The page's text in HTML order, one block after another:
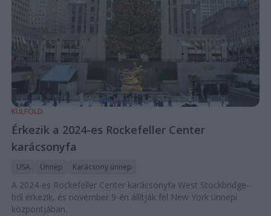
KÜLFÖLD
Érkezik a 2024-es Rockefeller Center
karácsonyfa
USA Ünnep Karácsony ünnep
A 2024-es Rockefeller Center karácsonyfa West Stockbridge-
ből érkezik, és november 9-én állítják fel New York ünnepi
központjában.